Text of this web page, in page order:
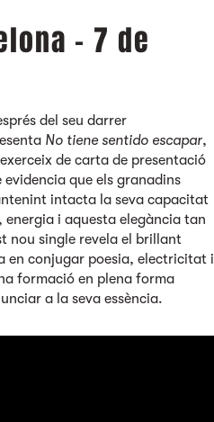
- 7 de
del seu darrer
No tiene sentido escapar,
de carta de presentació
que els granadins
intacta la seva capacitat
i aquesta elegància tan
nou single revela el brillant
en conjugar poesia, electricitat i
formació en plena forma
a la seva essència.